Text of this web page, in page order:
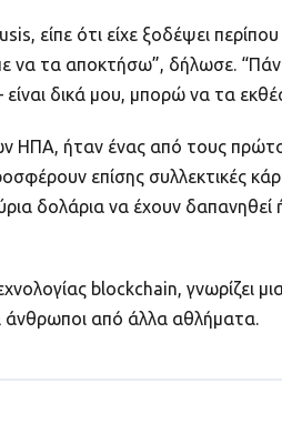
είπε ότι είχε ξοδέψει
να τα αποκτήσω”, δήλωσε.
δικά μου, μπορώ να τα
ΗΠΑ, ήταν ένας από τους
επίσης συλλεκτικές
δολάρια να έχουν
blockchain, γνωρίζει
άνθρωποι από άλλα αθλήματα.